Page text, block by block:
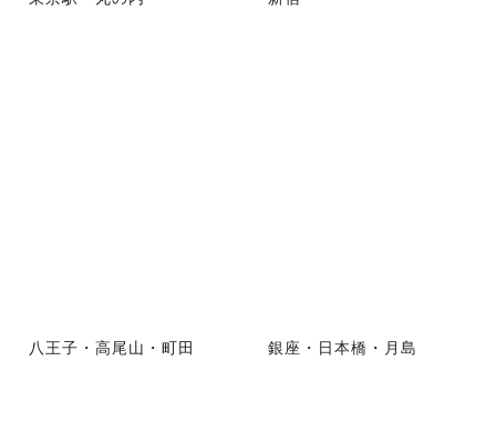
八王子・高尾山・町田 銀座・日本橋・月島